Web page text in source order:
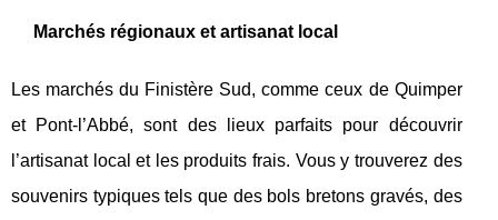
Marchés régionaux et artisanat local
Les marchés du Finistère Sud, comme ceux de Quimper
et Pont-l’Abbé, sont des lieux parfaits pour découvrir
l’artisanat local et les produits frais. Vous y trouverez des
souvenirs typiques tels que des bols bretons gravés, des